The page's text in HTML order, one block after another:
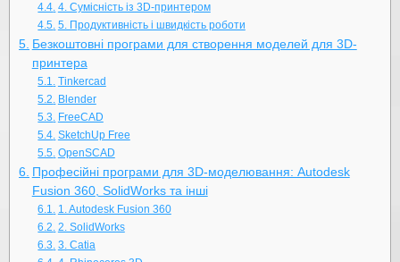
4. Сумісність із 3D-принтером
5. Продуктивність і швидкість роботи
Безкоштовні програми для створення моделей для 3D-
принтера
Tinkercad
Blender
FreeCAD
SketchUp Free
OpenSCAD
Професійні програми для 3D-моделювання: Autodesk
Fusion 360, SolidWorks та інші
1. Autodesk Fusion 360
2. SolidWorks
3. Catia